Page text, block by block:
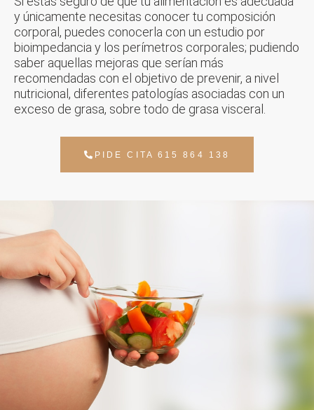
y únicamente necesitas conocer tu composición
corporal, puedes conocerla con un estudio por
bioimpedancia y los perímetros corporales; pudiendo
saber aquellas mejoras que serían más
recomendadas con el objetivo de prevenir, a nivel
nutricional, diferentes patologías asociadas con un
exceso de grasa, sobre todo de grasa visceral.
PIDE CITA 615 864 138